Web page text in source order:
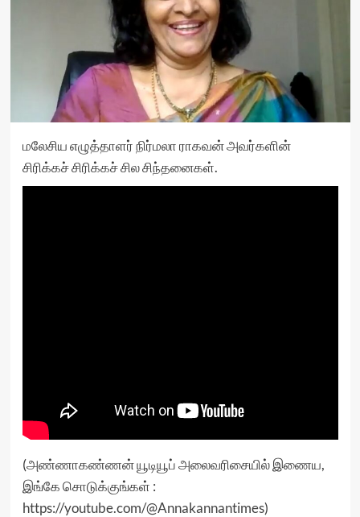
மலேசிய எழுத்தாளர் நிர்மலா ராகவன் அவர்களின்
சிரிக்கச் சிரிக்கச் சில சிந்தனைகள்.
(அண்ணாகண்ணன் யூடியூப் அலைவரிசையில் இணைய,
இங்கே சொடுக்குங்கள் :
https://youtube.com/@Annakannantimes)